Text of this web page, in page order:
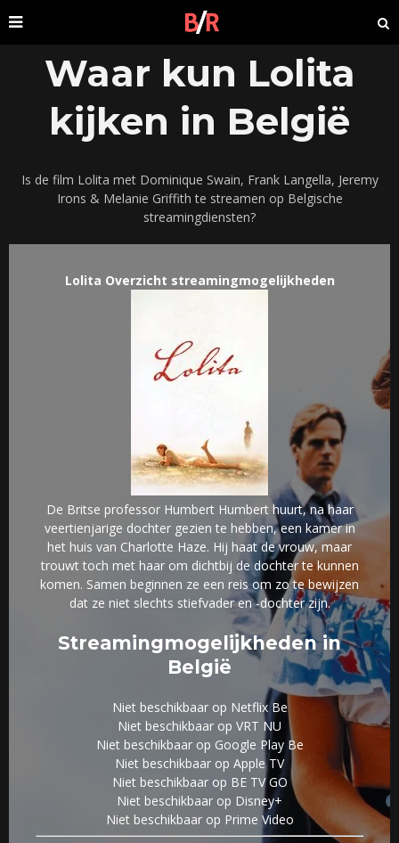
Waar kun Lolita
kijken in België
Is de film Lolita met Dominique Swain, Frank Langella, Jeremy
Irons & Melanie Griffith te streamen op Belgische
streamingdiensten?
Lolita Overzicht streamingmogelijkheden
De Britse professor Humbert Humbert huurt, na haar
veertienjarige dochter gezien te hebben, een kamer in
het huis van Charlotte Haze. Hij haat de vrouw, maar
trouwt toch met haar om dichtbij de dochter te kunnen
komen. Samen beginnen ze een reis om zo te bewijzen
dat ze niet slechts stiefvader en -dochter zijn.
Streamingmogelijkheden in
België
Niet beschikbaar op Netflix Be
Niet beschikbaar op VRT NU
Niet beschikbaar op Google Play Be
Niet beschikbaar op Apple TV
Niet beschikbaar op BE TV GO
Niet beschikbaar op Disney+
Niet beschikbaar op Prime Video